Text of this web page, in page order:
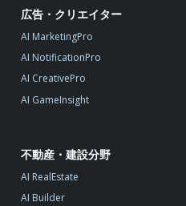
広告・クリエイター
AI MarketingPro
AI NotificationPro
AI CreativePro
AI GameInsight
不動産・建設分野
AI RealEstate
AI Builder